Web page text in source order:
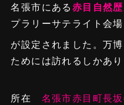
名張市にある赤目自然
プラリーサテライト会場
が設定されました。万
ためには訪れるしかあり
所在 名張市赤目町長